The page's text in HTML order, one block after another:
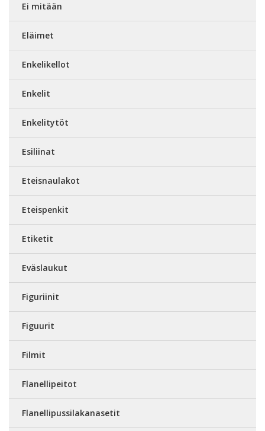
Ei mitään
Eläimet
Enkelikellot
Enkelit
Enkelitytöt
Esiliinat
Eteisnaulakot
Eteispenkit
Etiketit
Eväslaukut
Figuriinit
Figuurit
Filmit
Flanellipeitot
Flanellipussilakanasetit